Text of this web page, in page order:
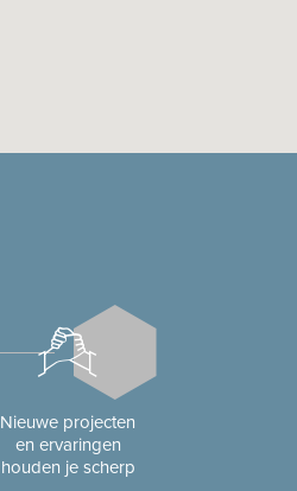
Nieuwe projecten
en ervaringen
houden je scherp